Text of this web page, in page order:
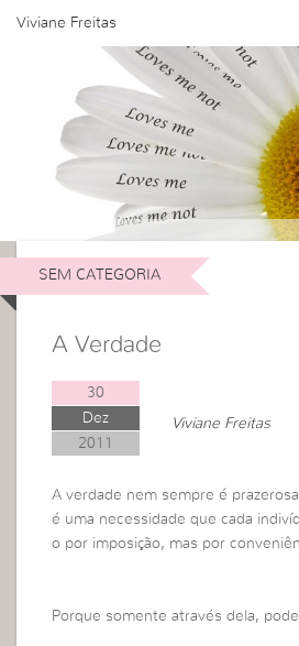
Viviane Freitas
SEM CATEGORIA
A Verdade
30
Dez
2011
Viviane Freitas
A verdade nem sempre é
é uma necessidade que cada
o por imposição, mas por
Porque somente através dela,